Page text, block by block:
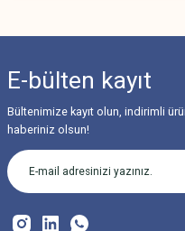
Görüş ve önerileriniz için
Ürün resmi kalitesiz, bozuk
Ürün açıklamasında eksik
Ürün bilgilerinde hatalar
Bu ürüne benzer farklı
E-bülten kayıt
Bültenimize kayıt olun, indirimli
haberiniz olsun!